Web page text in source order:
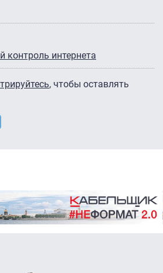
контроль интернета
, чтобы оставлять